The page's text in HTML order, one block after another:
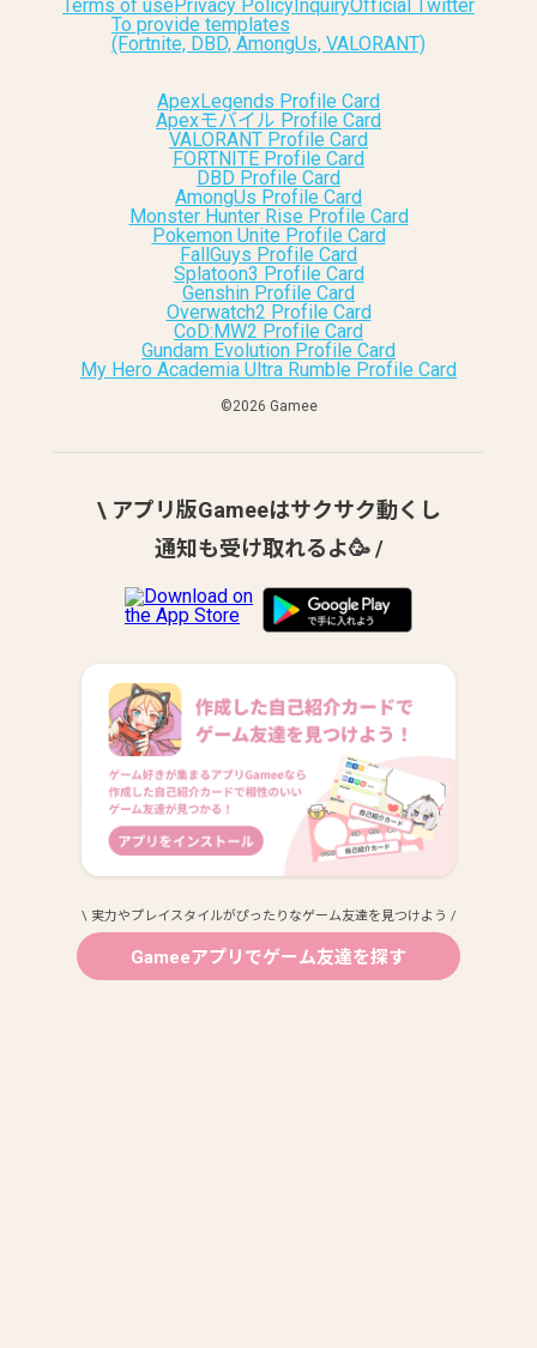
Terms of usePrivacy Policy InquiryOfficial Twitter
To provide templates
(Fortnite, DBD, AmongUs, VALORANT)
ApexLegends Profile Card
Apexモバイル Profile Card
VALORANT Profile Card
FORTNITE Profile Card
DBD Profile Card
AmongUs Profile Card
Monster Hunter Rise Profile Card
Pokemon Unite Profile Card
FallGuys Profile Card
Splatoon3 Profile Card
Genshin Profile Card
Overwatch2 Profile Card
CoD:MW2 Profile Card
Gundam Evolution Profile Card
My Hero Academia Ultra Rumble Profile Card
©︎2026 Gamee
\ アプリ版Gameeはサクサク動くし
通知も受け取れるよ🥳 /
\ 実力やプレイスタイルがぴったりなゲーム友達を見つけよう /
Gameeアプリでゲーム友達を探す